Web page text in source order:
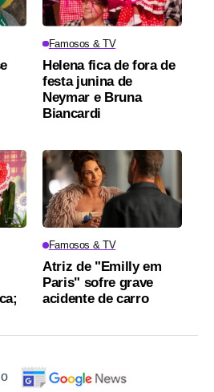
Famosos & TV
Helena fica de fora de
festa junina de
Neymar e Bruna
Biancardi
Famosos & TV
Atriz de "Emilly em
Paris" sofre grave
acidente de carro